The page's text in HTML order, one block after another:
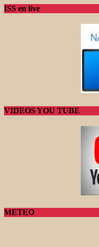
ISS en live
VIDEOS YOU TUBE
METEO